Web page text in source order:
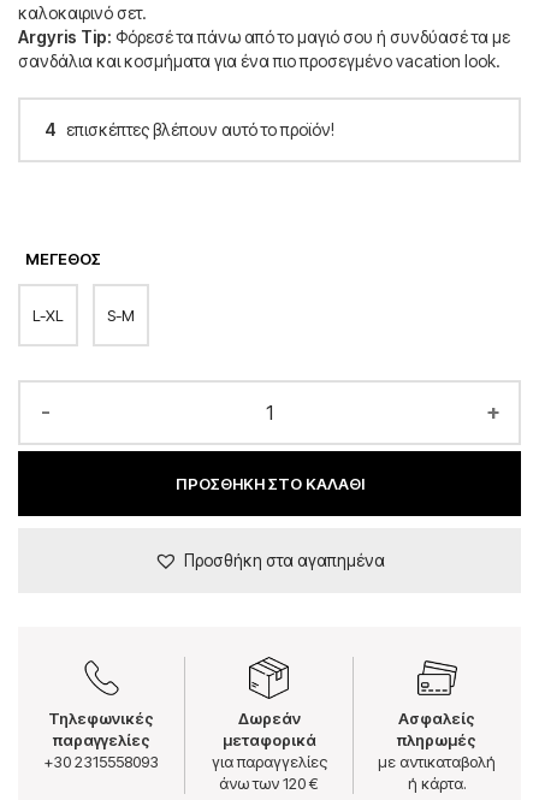
καλοκαιρινό σετ.
Argyris Tip: Φόρεσέ τα πάνω από το μαγιό σου ή συνδύασέ τα με
σανδάλια και κοσμήματα για ένα πιο προσεγμένο vacation look.
4 επισκέπτες βλέπουν αυτό το προϊόν!
ΜΈΓΕΘΟΣ
L-XL S-M
- +
ΠΡΟΣΘΉΚΗ ΣΤΟ ΚΑΛΆΘΙ
Προσθήκη στα αγαπημένα
Τηλεφωνικές
παραγγελίες
+30 2315558093
Δωρεάν
μεταφορικά
για παραγγελίες
άνω των 120 €
Ασφαλείς
πληρωμές
με αντικαταβολή
ή κάρτα.